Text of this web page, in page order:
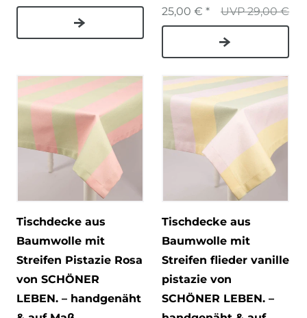
UVP 29,00 €
25,00 € *
Tischdecke aus
Baumwolle mit
Streifen Pistazie Rosa
von SCHÖNER
LEBEN. – handgenäht
Tischdecke aus
Baumwolle mit
Streifen flieder vanille
pistazie von
SCHÖNER LEBEN. –